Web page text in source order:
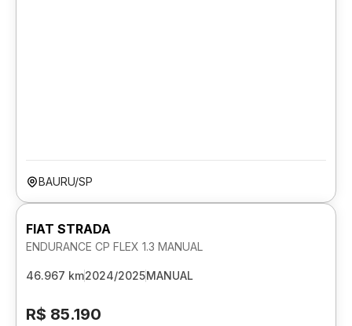
BAURU/SP
FIAT STRADA
ENDURANCE CP FLEX 1.3 MANUAL
46.967 km2024/2025MANUAL
R$ 85.190